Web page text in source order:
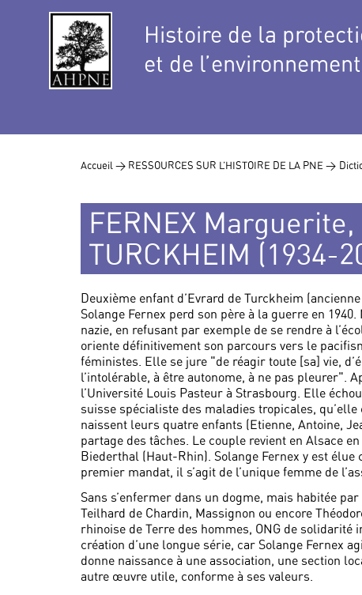
Histoire de la
et de l’environnement
Accueil > RESSOURCES SUR L’HISTOIRE DE LA PNE >
FERNEX
TURCKHEIM (1934-
Deuxième enfant d’Evrard de Turckheim
Solange Fernex perd son père à la guerre en
nazie, en refusant par exemple de se rendre à
oriente définitivement son parcours vers le
féministes. Elle se jure "de réagir toute [sa] vie,
l’intolérable, à être autonome, à ne pas pleurer".
l’Université Louis Pasteur à Strasbourg. Elle
suisse spécialiste des maladies tropicales,
naissent leurs quatre enfants (Etienne, Antoine,
partage des tâches. Le couple revient en Alsace
Biederthal (Haut-Rhin). Solange Fernex y est élue
premier mandat, il s’agit de l’unique femme de
Sans s’enfermer dans un dogme, mais habitée
Teilhard de Chardin, Massignon ou encore
rhinoise de Terre des hommes, ONG de
création d’une longue série, car Solange Fernex
donne naissance à une association, une section
autre œuvre utile, conforme à ses valeurs.